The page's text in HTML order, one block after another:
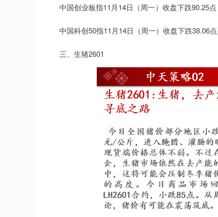
中国创业板指11月14日（周一）收盘下跌90.25点
中国科创50指11月14日（周一）收盘下跌38.06点
三、生猪2601